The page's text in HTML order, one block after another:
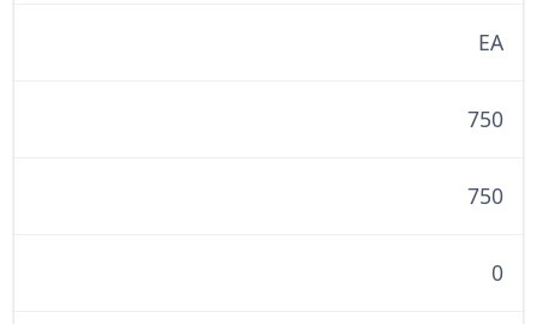
EA
750
750
0